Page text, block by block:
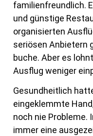
familienfreundlich.
und günstige
organisierten
seriösen Anbietern
buche. Aber es
Ausflug weniger
Gesundheitlich
eingeklemmte
noch nie Probleme.
immer eine